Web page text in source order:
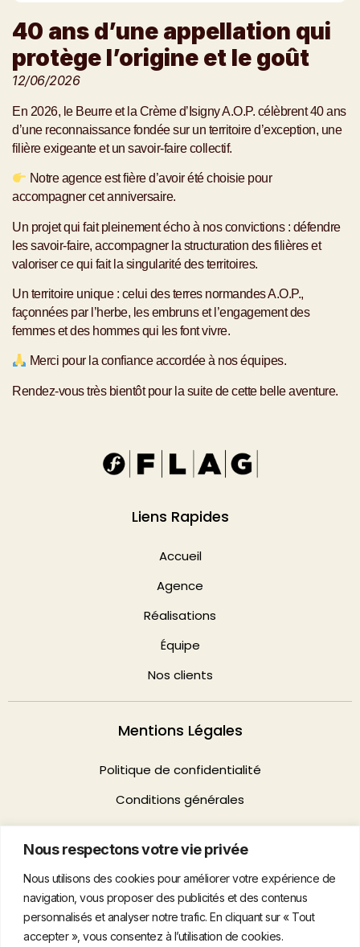
Nous respectons votre vie privée
Nous utilisons des cookies pour améliorer votre expérience de
navigation, vous proposer des publicités et des contenus
personnalisés et analyser notre trafic. En cliquant sur « Tout
accepter », vous consentez à l’utilisation de cookies.
40 ans d’une appellation qui
protège l’origine et le goût
12/06/2026
En 2026, le Beurre et la Crème d’Isigny A.O.P. célèbrent 40 ans
d’une reconnaissance fondée sur un territoire d’exception, une
filière exigeante et un savoir‑faire collectif.
Notre agence est fière d’avoir été choisie pour
accompagner cet anniversaire.
Un projet qui fait pleinement écho à nos convictions : défendre
les savoir‑faire, accompagner la structuration des filières et
valoriser ce qui fait la singularité des territoires.
Un territoire unique : celui des terres normandes A.O.P.,
façonnées par l’herbe, les embruns et l’engagement des
femmes et des hommes qui les font vivre.
Merci pour la confiance accordée à nos équipes.
Rendez‑vous très bientôt pour la suite de cette belle aventure.
Liens Rapides
Accueil
Agence
Réalisations
Équipe
Nos clients
Mentions Légales
Politique de confidentialité
Conditions générales
Contact
74 rue de la Fédération 75015, Paris
hello@agenceflag.com